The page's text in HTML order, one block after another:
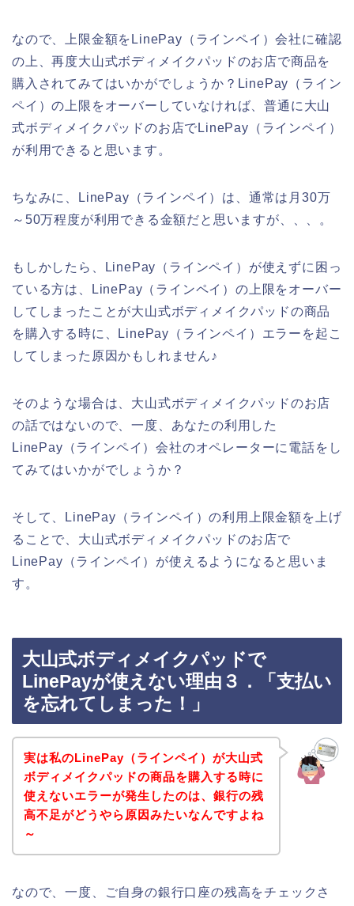
なので、上限金額をLinePay（ラインペイ）会社に確認
の上、再度大山式ボディメイクパッドのお店で商品を
購入されてみてはいかがでしょうか？LinePay（ライン
ペイ）の上限をオーバーしていなければ、普通に大山
式ボディメイクパッドのお店でLinePay（ラインペイ）
が利用できると思います。
ちなみに、LinePay（ラインペイ）は、通常は月30万
～50万程度が利用できる金額だと思いますが、、、。
もしかしたら、LinePay（ラインペイ）が使えずに困っ
ている方は、LinePay（ラインペイ）の上限をオーバー
してしまったことが大山式ボディメイクパッドの商品
を購入する時に、LinePay（ラインペイ）エラーを起こ
してしまった原因かもしれません♪
そのような場合は、大山式ボディメイクパッドのお店
の話ではないので、一度、あなたの利用した
LinePay（ラインペイ）会社のオペレーターに電話をし
てみてはいかがでしょうか？
そして、LinePay（ラインペイ）の利用上限金額を上げ
ることで、大山式ボディメイクパッドのお店で
LinePay（ラインペイ）が使えるようになると思いま
す。
大山式ボディメイクパッドで
LinePayが使えない理由３．「支払い
を忘れてしまった！」
実は私のLinePay（ラインペイ）が大山式
ボディメイクパッドの商品を購入する時に
使えないエラーが発生したのは、銀行の残
高不足がどうやら原因みたいなんですよね
～
なので、一度、ご自身の銀行口座の残高をチェックさ